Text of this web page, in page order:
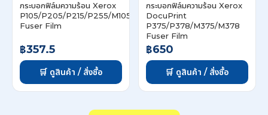
กระบอกฟิล์มความร้อน Xerox
P105/P205/P215/P255/M105/M205/M215/M255/CP105/CP205
Fuser Film
฿357.5
🛒 ดูสินค้า / สั่งซื้อ
กระบอกฟิล์มความร้อน Xerox
DocuPrint
P375/P378/M375/M378
Fuser Film
฿650
🛒 ดูสินค้า / สั่งซื้อ